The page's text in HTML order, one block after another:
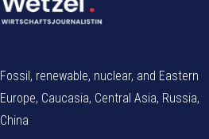
Fossil, renewable, nuclear, and Eastern
Europe, Caucasia, Central Asia, Russia,
China